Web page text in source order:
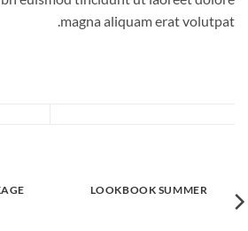
magna aliquam erat volutpat.
LOOKBOOK SUMMER